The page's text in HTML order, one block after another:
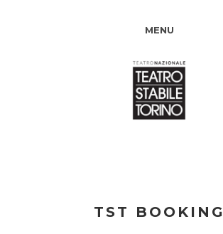
MENU
TST BOOKING